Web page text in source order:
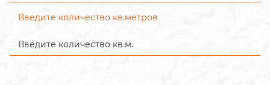
Введите количество кв.метров